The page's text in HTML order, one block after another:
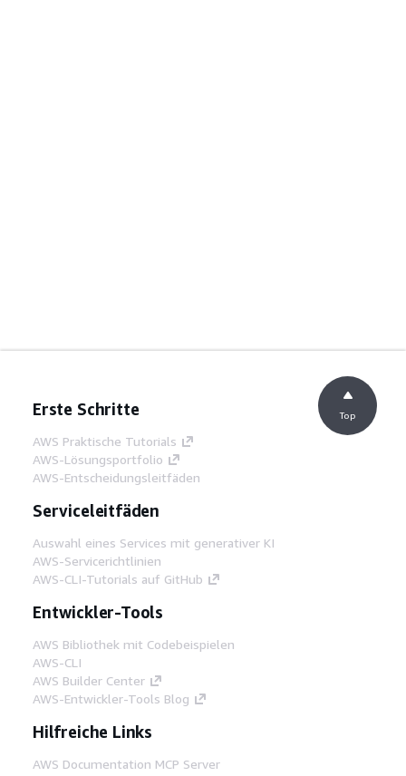
Erste Schritte
AWS Praktische Tutorials
AWS-Lösungsportfolio
AWS-Entscheidungsleitfäden
Serviceleitfäden
Auswahl eines Services mit generativer KI
AWS-Servicerichtlinien
AWS-CLI-Tutorials auf GitHub
Entwickler-Tools
AWS Bibliothek mit Codebeispielen
AWS-CLI
AWS Builder Center
AWS-Entwickler-Tools Blog
Hilfreiche Links
AWS Documentation MCP Server
Top